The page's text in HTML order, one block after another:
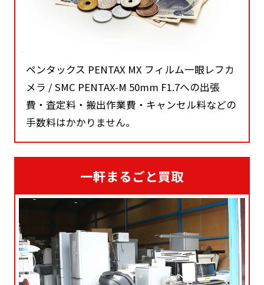
ペンタックス PENTAX MX フィルム一眼レフカ
メラ / SMC PENTAX-M 50mm F1.7への出張
費・査定料・搬出作業費・キャンセル料などの
手数料はかかりません。
一軒まるごと買取